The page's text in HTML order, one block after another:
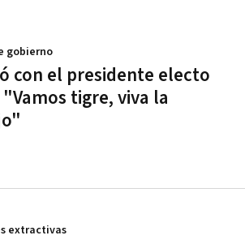
con el presidente electo
tigre, viva la
gobierno
extractivas